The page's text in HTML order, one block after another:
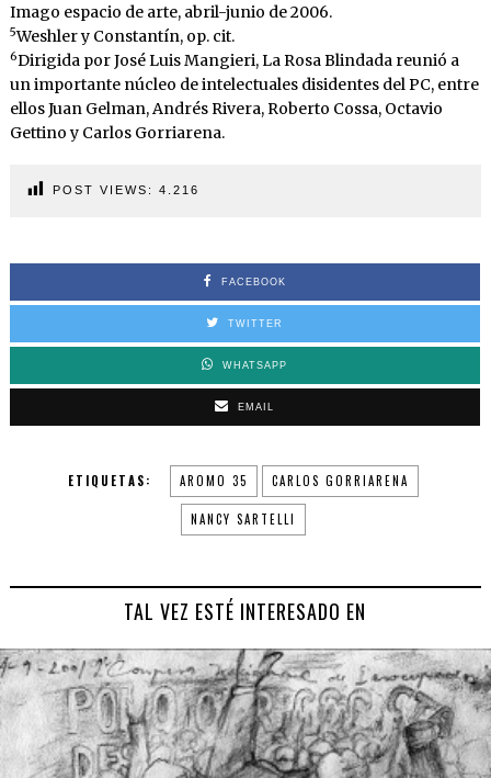
Imago espacio de arte, abril-junio de 2006.
5Weshler y Constantín, op. cit.
6Dirigida por José Luis Mangieri, La Rosa Blindada reunió a
un importante núcleo de intelectuales disidentes del PC, entre
ellos Juan Gelman, Andrés Rivera, Roberto Cossa, Octavio
Gettino y Carlos Gorriarena.
POST VIEWS: 4.216
FACEBOOK
TWITTER
WHATSAPP
EMAIL
ETIQUETAS: AROMO 35 CARLOS GORRIARENA
NANCY SARTELLI
TAL VEZ ESTÉ INTERESADO EN